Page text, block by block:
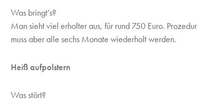
Was bringt’s?
Man sieht viel erholter aus, für rund 750 Euro. Prozedur
muss aber alle sechs Monate wiederholt werden.
Heiß aufpolstern
Was stört?